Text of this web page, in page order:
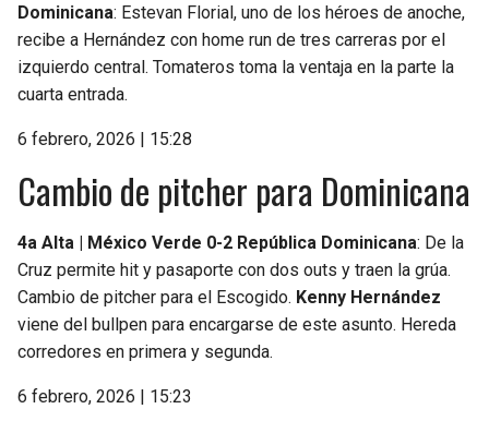
Dominicana: Estevan Florial, uno de los héroes de anoche,
recibe a Hernández con home run de tres carreras por el
izquierdo central. Tomateros toma la ventaja en la parte la
cuarta entrada.
6 febrero, 2026 | 15:28
Cambio de pitcher para Dominicana
4a Alta | México Verde 0-2 República Dominicana: De la
Cruz permite hit y pasaporte con dos outs y traen la grúa.
Cambio de pitcher para el Escogido. Kenny Hernández
viene del bullpen para encargarse de este asunto. Hereda
corredores en primera y segunda.
6 febrero, 2026 | 15:23